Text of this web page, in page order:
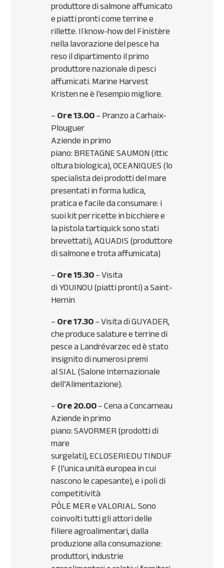
produttore di salmone affumicato
e piatti pronti come terrine e
rillette. Il know-how del Finistère
nella lavorazione del pesce ha
reso il dipartimento il primo
produttore nazionale di pesci
affumicati. Marine Harvest
Kristen ne è l’esempio migliore.
–Ore 13.00– Pranzo a Carhaix-
Plouguer
Aziende in primo
piano:BRETAGNESAUMON(ittic
oltura biologica),OCEANIQUES(lo
specialista dei prodotti del mare
presentati in forma ludica,
pratica e facile da consumare: i
suoi kit per ricette in bicchiere e
la pistola tartiquick sono stati
brevettati),AQUADIS(produttore
di salmone e trota affumicata)
–Ore 15.30– Visita
diYOUINOU(piatti pronti) a Saint-
Hernin
–Ore 17.30– Visita diGUYADER,
che produce salature e terrine di
pesce a Landrévarzec ed è stato
insignito di numerosi premi
alSIAL(Salone Internazionale
dell’Alimentazione).
–Ore 20.00– Cena a Concarneau
Aziende in primo
piano:SAVORMER(prodotti di
mare
surgelati),ECLOSERIEDUTINDUF
F(l’unica unità europea in cui
nascono le capesante), e i poli di
competitività
PÔLEMEReVALORIAL. Sono
coinvolti tutti gli attori delle
filiere agroalimentari, dalla
produzione alla consumazione:
produttori, industrie